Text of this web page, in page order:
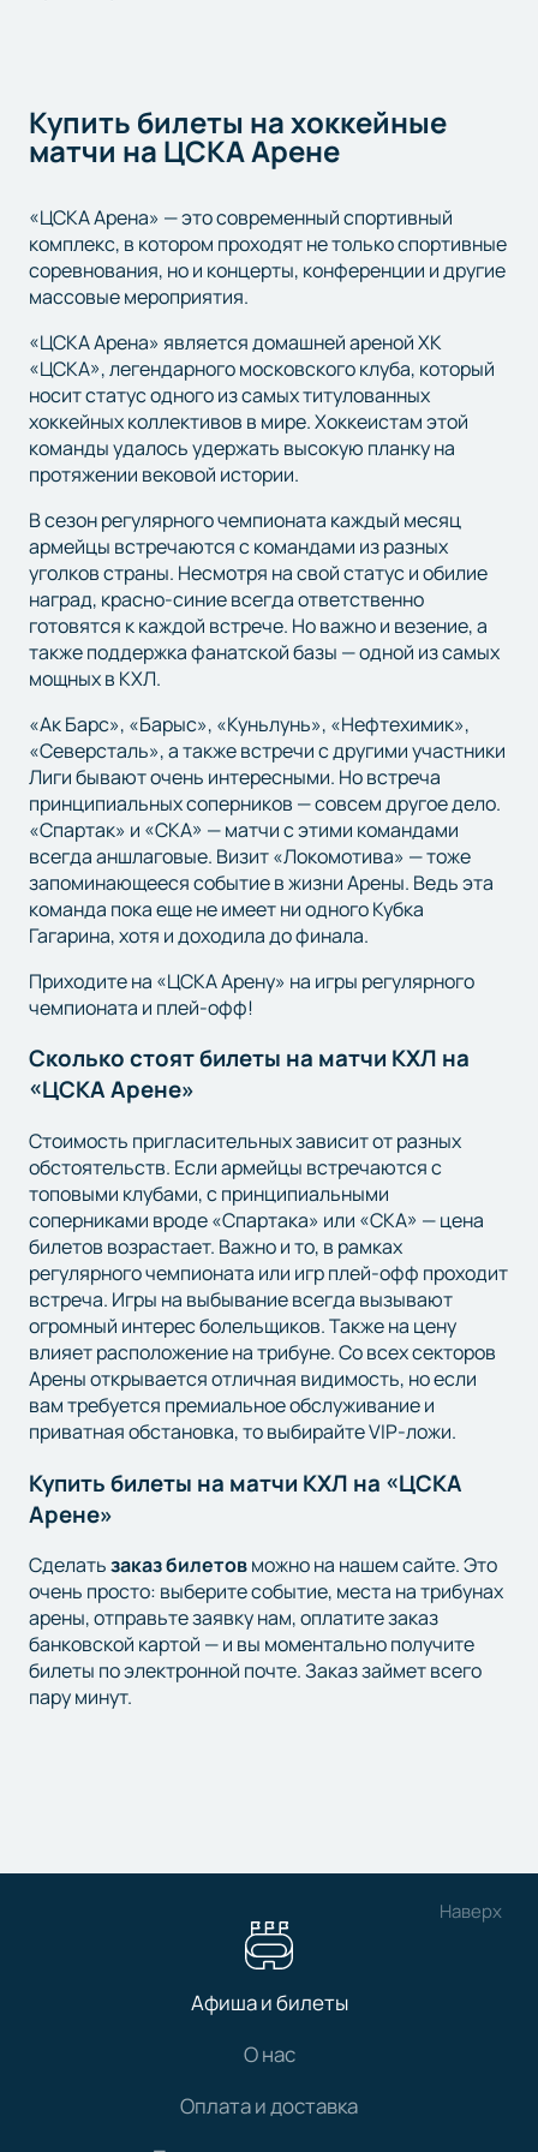
корзину, оформите заказ, получите билеты.
можете найти информацию о предстоящих матчах.
Следите за расписанием матчей и приходите болеть за
ЦСКА!
Купить билеты на хоккейные
матчи на ЦСКА Арене
«ЦСКА Арена» — это современный спортивный
комплекс, в котором проходят не только спортивные
соревнования, но и концерты, конференции и другие
массовые мероприятия.
«ЦСКА Арена» является домашней ареной ХК
«ЦСКА», легендарного московского клуба, который
носит статус одного из самых титулованных
хоккейных коллективов в мире. Хоккеистам этой
команды удалось удержать высокую планку на
протяжении вековой истории.
В сезон регулярного чемпионата каждый месяц
армейцы встречаются с командами из разных
уголков страны. Несмотря на свой статус и обилие
наград, красно-синие всегда ответственно
готовятся к каждой встрече. Но важно и везение, а
также поддержка фанатской базы — одной из самых
мощных в КХЛ.
«Ак Барс», «Барыс», «Куньлунь», «Нефтехимик»,
«Северсталь», а также встречи с другими участники
Лиги бывают очень интересными. Но встреча
принципиальных соперников — совсем другое дело.
«Спартак» и «СКА» — матчи с этими командами
всегда аншлаговые. Визит «Локомотива» — тоже
запоминающееся событие в жизни Арены. Ведь эта
команда пока еще не имеет ни одного Кубка
Гагарина, хотя и доходила до финала.
Приходите на «ЦСКА Арену» на игры регулярного
чемпионата и плей-офф!
Сколько стоят билеты на матчи КХЛ на
«ЦСКА Арене»
Стоимость пригласительных зависит от разных
обстоятельств. Если армейцы встречаются с
топовыми клубами, с принципиальными
соперниками вроде «Спартака» или «СКА» — цена
билетов возрастает. Важно и то, в рамках
регулярного чемпионата или игр плей-офф проходит
встреча. Игры на выбывание всегда вызывают
огромный интерес болельщиков. Также на цену
влияет расположение на трибуне. Со всех секторов
Арены открывается отличная видимость, но если
вам требуется премиальное обслуживание и
приватная обстановка, то выбирайте VIP-ложи.
Купить билеты на матчи КХЛ на «ЦСКА
Арене»
Сделатьзаказ билетовможно на нашем сайте. Это
очень просто: выберите событие, места на трибунах
арены, отправьте заявку нам, оплатите заказ
банковской картой — и вы моментально получите
билеты по электронной почте. Заказ займет всего
пару минут.
Наверх
Афиша и билеты
О нас
Оплата и доставка